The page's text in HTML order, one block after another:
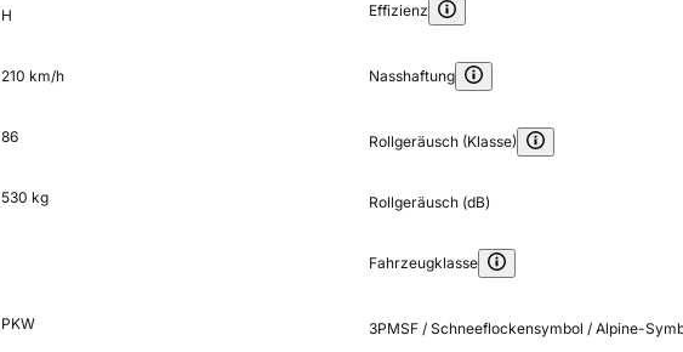
H
210 km/h
86
530 kg
PKW
Effizienz
Nasshaftung
Rollgeräusch (Klasse)
Rollgeräusch (dB)
Fahrzeugklasse
3PMSF / Schneeflockensymbol / Alpine-